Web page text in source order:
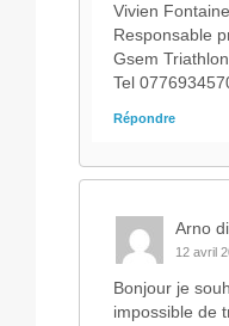
Vivien Fontaine
Responsable
Gsem Triathlon
Tel
Répondre
Arno
12 avril
Bonjour je
impossible de